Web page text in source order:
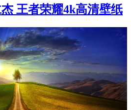
王者荣耀4k高清壁纸